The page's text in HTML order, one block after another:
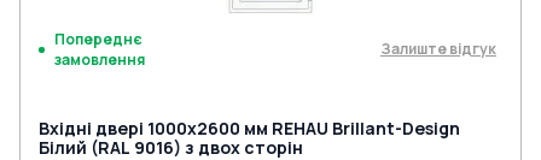
Попереднє
замовлення
Залиште відгук
Вхідні двері 1000x2600 мм REHAU Brillant-Design
Білий (RAL 9016) з двох сторін